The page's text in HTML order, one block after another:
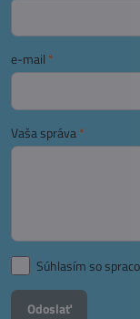
e-mail *
Vaša správa*
Súhlasím so
Odoslať